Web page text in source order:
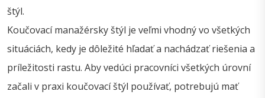
štýl.
Koučovací manažérsky štýl je veľmi vhodný vo všetkých
situáciách, kedy je dôležité hľadať a nachádzať riešenia a
príležitosti rastu. Aby vedúci pracovníci všetkých úrovní
začali v praxi koučovací štýl používať, potrebujú mať